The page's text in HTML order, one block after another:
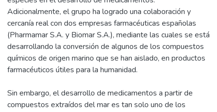
Adicionalmente, el grupo ha logrado una colaboración y
cercanía real con dos empresas farmacéuticas españolas
(Pharmamar S.A. y Biomar S.A.), mediante las cuales se está
desarrollando la conversión de algunos de los compuestos
químicos de origen marino que se han aislado, en productos
farmacéuticos útiles para la humanidad.
Sin embargo, el desarrollo de medicamentos a partir de
compuestos extraídos del mar es tan solo uno de los